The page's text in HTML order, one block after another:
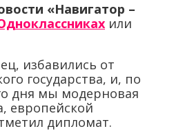
«Навигатор –
или
избавились от
государства, и, по
дня мы модерновая
европейской
дипломат.